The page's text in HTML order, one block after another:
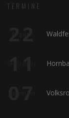
TERMINE